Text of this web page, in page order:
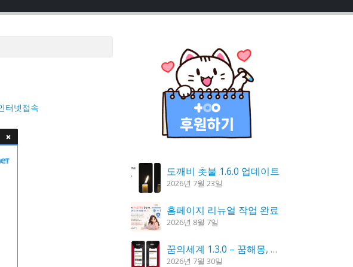
터넷접속
도깨비 촛불 1.6.0 업데이트
2026년 7월 23일
홈페이지 리뉴얼 작업 완료
2026년 8월 7일
꿈의세계 1.3.0 – 꿈해몽, 꿈풀이
2026년 7월 30일